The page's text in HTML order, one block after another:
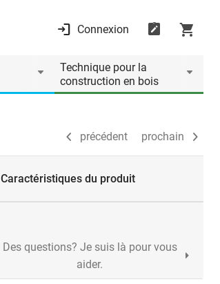
Connexion
Technique pour la
construction en bois
précédent prochain
précédent prochain
Caractéristiques du produit
Des questions? Je suis là pour vous
aider.